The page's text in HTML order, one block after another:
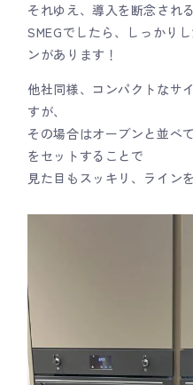
それゆえ、導入を断念され
SMEGでしたら、しっかり
ンがあります！
他社同様、コンパクトなサ
すが、
その場合はオーブンと並べ
をセットすることで
見た目もスッキリ、ライン